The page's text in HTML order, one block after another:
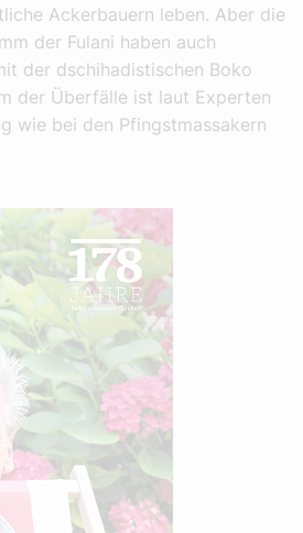
Ackerbauern leben. Aber die
der Fulani haben auch
der dschihadistischen Boko
der Überfälle ist laut Experten
wie bei den Pfingstmassakern